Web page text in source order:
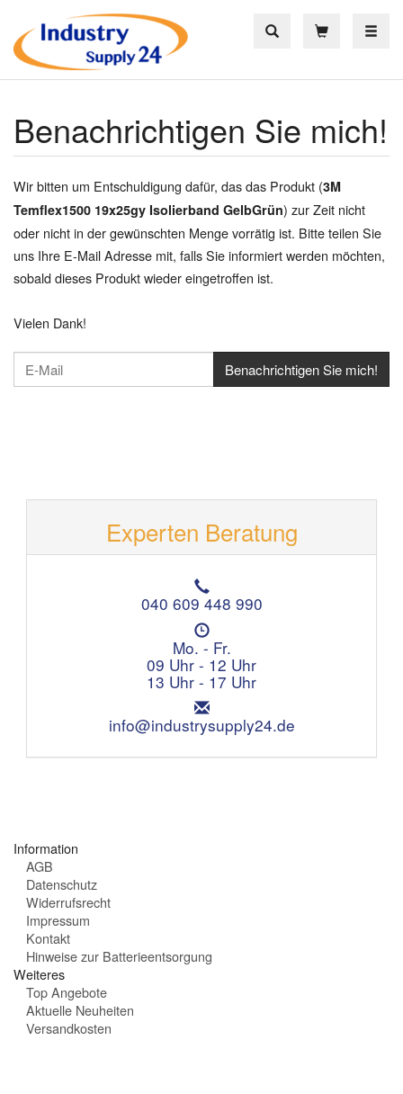
Benachrichtigen Sie mich!
Wir bitten um Entschuldigung dafür, das das Produkt (3M
Temflex1500 19x25gy Isolierband GelbGrün) zur Zeit nicht
oder nicht in der gewünschten Menge vorrätig ist. Bitte teilen Sie
uns Ihre E-Mail Adresse mit, falls Sie informiert werden möchten,
sobald dieses Produkt wieder eingetroffen ist.
Vielen Dank!
Experten Beratung
T
e
e
o
n
:
040 609 448 990
Ö
f
n
u
n
g
Mo. - Fr.
09 Uhr - 12 Uhr
13 Uhr - 17 Uhr
E
m
i
info@industrysupply24.de
Information
AGB
Datenschutz
Widerrufsrecht
Impressum
Kontakt
Hinweise zur Batterieentsorgung
Weiteres
Top Angebote
Aktuelle Neuheiten
Versandkosten